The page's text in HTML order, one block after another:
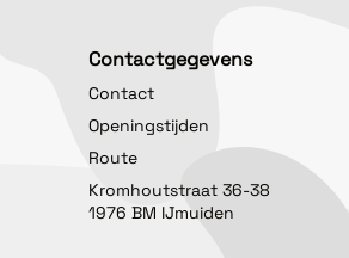
Contactgegevens
Contact
Openingstijden
Route
Kromhoutstraat 36-38
1976 BM IJmuiden